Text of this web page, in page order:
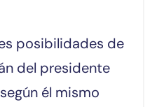
posibilidades de
del presidente
él mismo